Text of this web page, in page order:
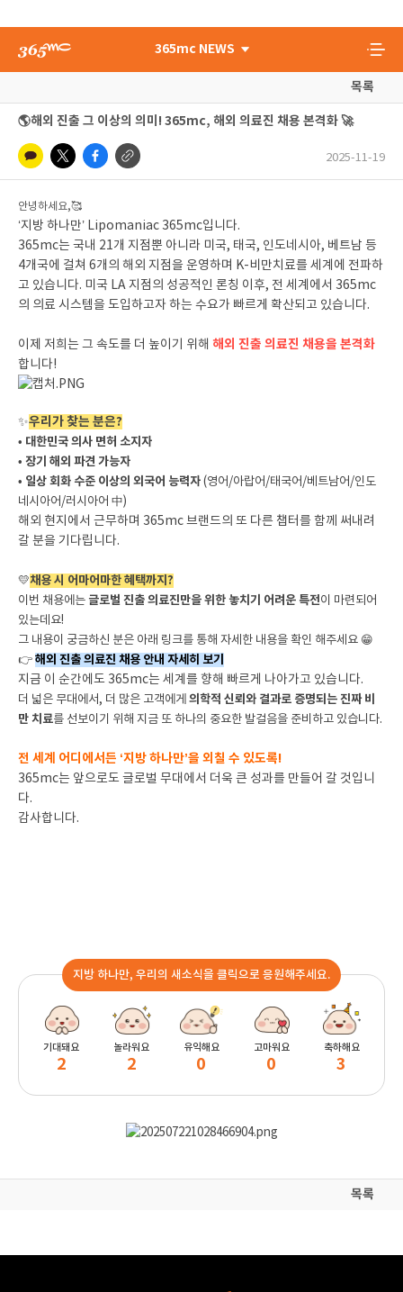
365mc NEWS
목록
🌎해외 진출 그 이상의 의미! 365mc, 해외 의료진 채용 본격화 🚀
2025-11-19
안녕하세요,🥰
‘지방 하나만’ Lipomaniac 365mc입니다.
365mc는 국내 21개 지점뿐 아니라 미국, 태국, 인도네시아, 베트남 등
4개국에 걸쳐 6개의 해외 지점을 운영하며 K-비만치료를 세계에 전파하
고 있습니다. 미국 LA 지점의 성공적인 론칭 이후, 전 세계에서 365mc
의 의료 시스템을 도입하고자 하는 수요가 빠르게 확산되고 있습니다.
이제 저희는 그 속도를 더 높이기 위해 해외 진출 의료진 채용을 본격화
합니다!
✨우리가 찾는 분은?
• 대한민국 의사 면허 소지자
• 장기 해외 파견 가능자
• 일상 회화 수준 이상의 외국어 능력자(영어/아랍어/태국어/베트남어/인도
네시아어/러시아어 中)
해외 현지에서 근무하며 365mc 브랜드의 또 다른 챕터를 함께 써내려
갈 분을 기다립니다.
💛채용 시 어마어마한 혜택까지?
이번 채용에는 글로벌 진출 의료진만을 위한 놓치기 어려운 특전이 마련되어
있는데요!
그 내용이 궁금하신 분은 아래 링크를 통해 자세한 내용을 확인 해주세요 😁
👉해외 진출 의료진 채용 안내 자세히 보기
지금 이 순간에도 365mc는 세계를 향해 빠르게 나아가고 있습니다.
더 넓은 무대에서, 더 많은 고객에게 의학적 신뢰와 결과로 증명되는 진짜 비
만 치료를 선보이기 위해 지금 또 하나의 중요한 발걸음을 준비하고 있습니다.
전 세계 어디에서든 ‘지방 하나만’을 외칠 수 있도록!
365mc는 앞으로도 글로벌 무대에서 더욱 큰 성과를 만들어 갈 것입니
다.
감사합니다.
지방 하나만, 우리의 새소식을 클릭으로 응원해주세요.
기대돼요
2
놀라워요
2
유익해요
0
고마워요
0
축하해요
3
목록